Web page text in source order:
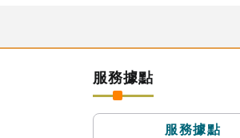
服務據點
服務據點